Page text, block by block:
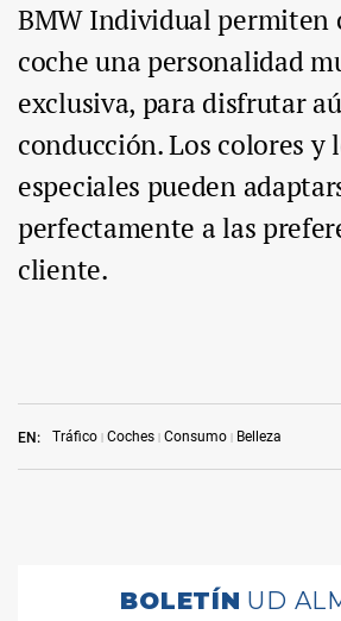
EN: Tráfico Coches Consumo Belleza
BMW Individual permiten
coche una personalidad
exclusiva, para disfrutar
conducción. Los colores y
especiales pueden
perfectamente a las
cliente.